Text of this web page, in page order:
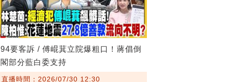
94要客訴 / 傅崐萁立院爆粗口！蔣倡倒
閣部分藍白委支持
直播時間：2026/07/30 12:30